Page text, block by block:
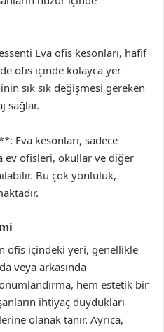
Eva ofis kesonları, hafif
ofis içinde kolayca yer
sık sık değişmesi gereken
sağlar.
Eva kesonları, sadece
ev ofisleri, okullar ve diğer
Bu çok yönlülük,
ofis içindeki yeri, genellikle
veya arkasında
hem estetik bir
ihtiyaç duydukları
olanak tanır. Ayrıca,